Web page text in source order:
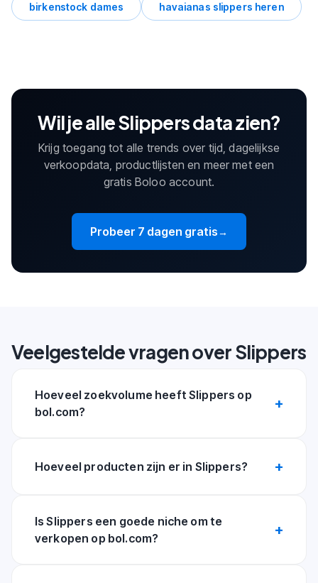
birkenstock dames havaianas slippers heren
Wil je alle Slippers data zien?
Krijg toegang tot alle trends over tijd, dagelijkse
verkoopdata, productlijsten en meer met een
gratis Boloo account.
Probeer 7 dagen gratis→
Veelgestelde vragen over Slippers
Hoeveel zoekvolume heeft Slippers op
bol.com?
Hoeveel producten zijn er in Slippers?
Is Slippers een goede niche om te
verkopen op bol.com?